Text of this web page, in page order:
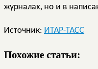
журналах, но и в
Источник: ИТАР-ТАСС
Похожие статьи: